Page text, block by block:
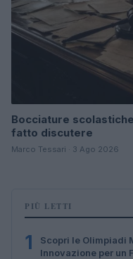
Bocciature
fatto discutere
Marco Tessari · 3 Ago 2026
PIÙ LETTI
1
Scopri le Olimpiadi
Innovazione per un